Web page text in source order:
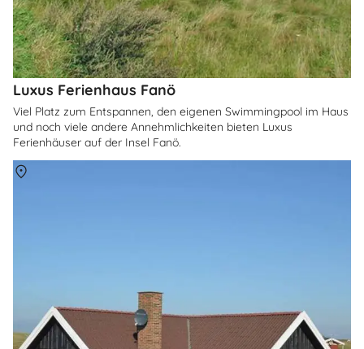
Luxus Ferienhaus Fanö
Viel Platz zum Entspannen, den eigenen Swimmingpool im Haus
und noch viele andere Annehmlichkeiten bieten Luxus
Ferienhäuser auf der Insel Fanö.